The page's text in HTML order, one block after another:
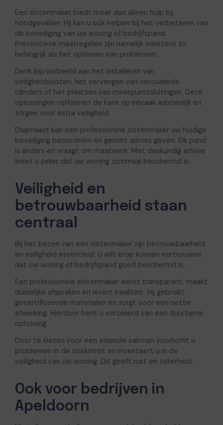
Een slotenmaker biedt meer dan alleen hulp bij
noodgevallen. Hij kan u ook helpen bij het verbeteren van
de beveiliging van uw woning of bedrijfspand.
Preventieve maatregelen zijn namelijk minstens zo
belangrijk als het oplossen van problemen.
Denk bijvoorbeeld aan het installeren van
veiligheidssloten, het vervangen van verouderde
cilinders of het plaatsen van meerpuntssluitingen. Deze
oplossingen verkleinen de kans op inbraak aanzienlijk en
zorgen voor extra veiligheid.
Daarnaast kan een professionele slotenmaker uw huidige
beveiliging beoordelen en gericht advies geven. Elk pand
is anders en vraagt om maatwerk. Met deskundig advies
weet u zeker dat uw woning optimaal beschermd is.
Veiligheid en
betrouwbaarheid staan
centraal
Bij het kiezen van een slotenmaker zijn betrouwbaarheid
en veiligheid essentieel. U wilt erop kunnen vertrouwen
dat uw woning of bedrijfspand goed beschermd is.
Een professionele slotenmaker werkt transparant, maakt
duidelijke afspraken en levert kwaliteit. Hij gebruikt
gecertificeerde materialen en zorgt voor een nette
afwerking. Hierdoor bent u verzekerd van een duurzame
oplossing.
Door te kiezen voor een erkende vakman voorkomt u
problemen in de toekomst en investeert u in de
veiligheid van uw woning. Dit geeft rust en zekerheid.
Ook voor bedrijven in
Apeldoorn